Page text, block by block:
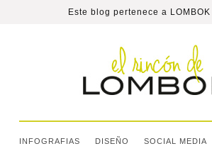
Este blog pertenece a
INFOGRAFIAS DISEÑO SOCIAL MEDIA